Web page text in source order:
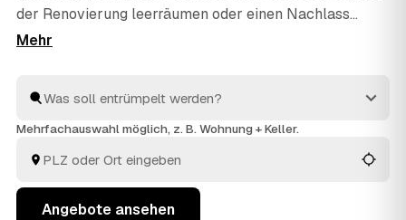
der Renovierung leerräumen oder einen Nachlass
auflösen? Beschreiben Sie Ihren Auftrag bei AWL
Raum bis zur komplettenHaushaltsauflösung
alles fachgerecht ausgeräumt und entsorgt. Sie
Mehrfachauswahl möglich, z. B. Wohnung + Keller.
Angebote ansehen